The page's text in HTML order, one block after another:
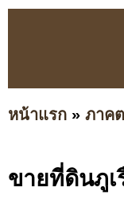
หน้าแรก » ภาค
ขายที่ดินภูเ